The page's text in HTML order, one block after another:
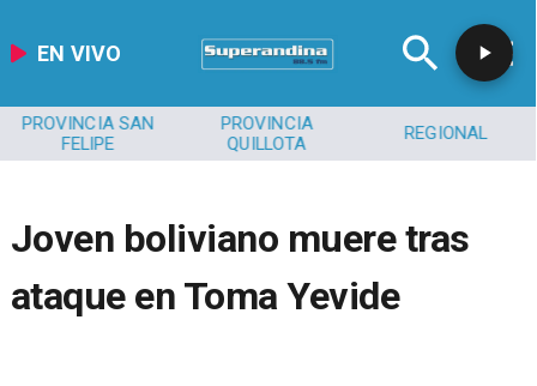
EN VIVO
PROVINCIA SAN
FELIPE
PROVINCIA
QUILLOTA
REGIONAL
Joven boliviano muere tras
ataque en Toma Yevide